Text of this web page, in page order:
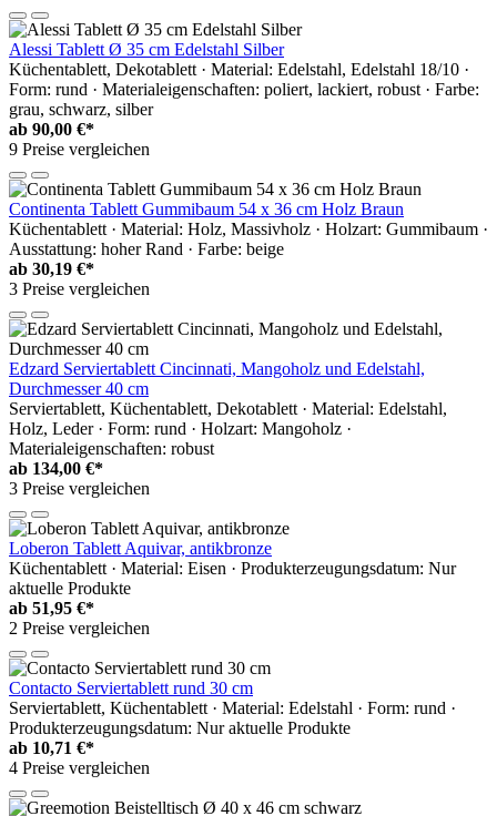
Alessi Tablett Ø 35 cm Edelstahl Silber
Küchentablett, Dekotablett · Material: Edelstahl, Edelstahl 18/10 ·
Form: rund · Materialeigenschaften: poliert, lackiert, robust · Farbe:
grau, schwarz, silber
ab 90,00 €*
9 Preise vergleichen
Continenta Tablett Gummibaum 54 x 36 cm Holz Braun
Küchentablett · Material: Holz, Massivholz · Holzart: Gummibaum ·
Ausstattung: hoher Rand · Farbe: beige
ab 30,19 €*
3 Preise vergleichen
Edzard Serviertablett Cincinnati, Mangoholz und Edelstahl,
Durchmesser 40 cm
Serviertablett, Küchentablett, Dekotablett · Material: Edelstahl,
Holz, Leder · Form: rund · Holzart: Mangoholz ·
Materialeigenschaften: robust
ab 134,00 €*
3 Preise vergleichen
Loberon Tablett Aquivar, antikbronze
Küchentablett · Material: Eisen · Produkterzeugungsdatum: Nur
aktuelle Produkte
ab 51,95 €*
2 Preise vergleichen
Contacto Serviertablett rund 30 cm
Serviertablett, Küchentablett · Material: Edelstahl · Form: rund ·
Produkterzeugungsdatum: Nur aktuelle Produkte
ab 10,71 €*
4 Preise vergleichen